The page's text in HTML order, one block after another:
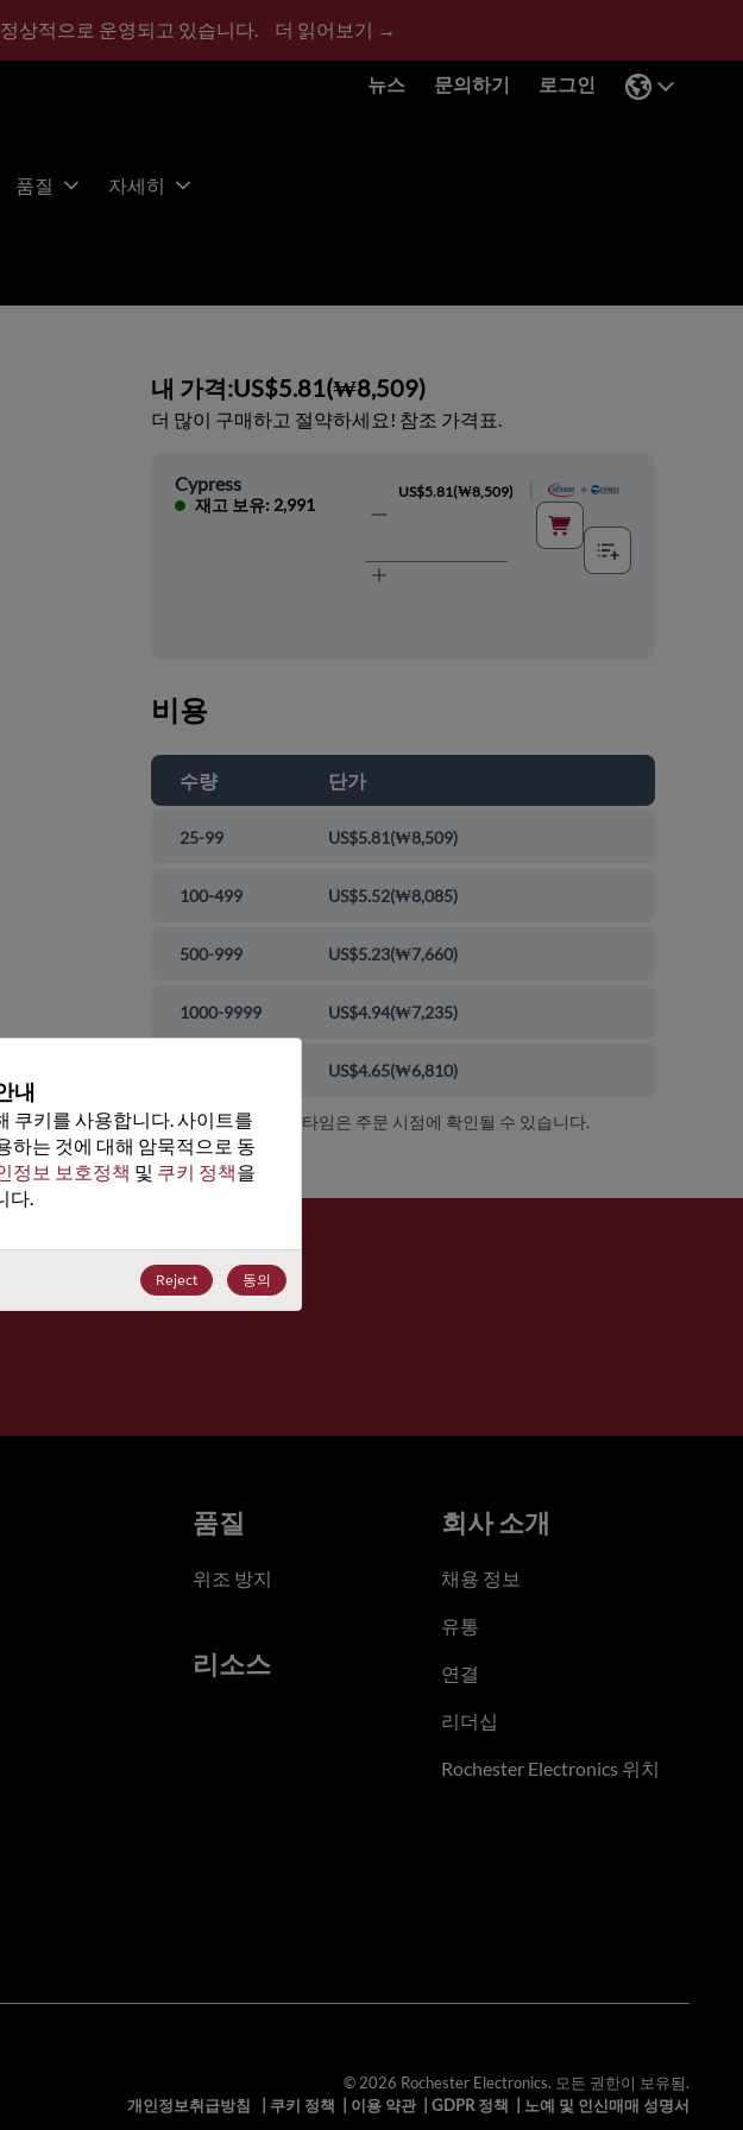
상적으로 운영되고 있습니다. 더 읽어보기 →
뉴스 문의하기 로그인
품질 자세히
내 가격:US$5.81(₩8,509)
더 많이 구매하고 절약하세요! 참조 가격표.
Cypress
재고 보유: 2,991
US$5.81(₩8,509)
비용
수량 단가
25-99 US$5.81(₩8,509)
100-499 US$5.52(₩8,085)
500-999 US$5.23(₩7,660)
1000-9999 US$4.94(₩7,235)
US$4.65(₩6,810)
가격, 가용성 및 리드 타임은 주문 시점에 확인될 수 있습니다.
내
쿠키를 사용합니다. 사이트를
하는 것에 대해 암묵적으로 동
정보 보호정책 및 쿠키 정책을
다.
Reject 동의
품질
위조 방지
리소스
회사 소개
채용 정보
유통
연결
리더십
Rochester Electronics 위치
© 2026 Rochester Electronics. 모든 권한이 보유됨.
개인정보취급방침
쿠키 정책 이용 약관| GDPR 정책 노예 및 인신매매 성명서